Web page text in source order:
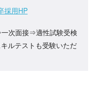
採用HP
次面接⇒適性試験受検
キルテストも受験いただ